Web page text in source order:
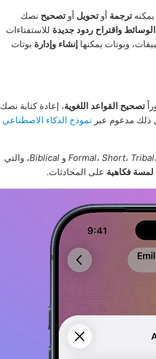
يمكنهترجمة أوتحويل أوتصحيح نصك
واقتراح ردود جديدة للاستفتاءات
وبوتات يمكنها إنشاء وإدارة بوتات
تصحيح القواعد اللغوية، إعادة كتابة نصك
ذلك مدعوم عبر نموذج الذكاء الاصطناعي
Formal، Short، Tribal، و Biblical، والتي
لمسة فكاهية على المحادثات.